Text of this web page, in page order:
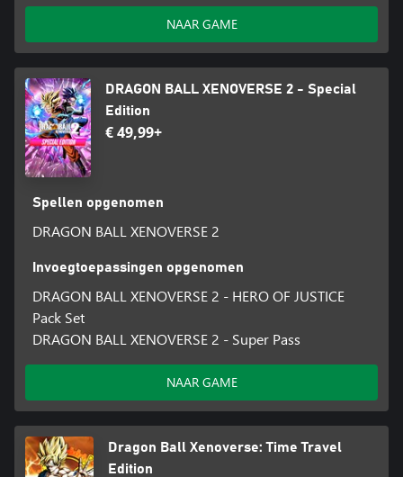
NAAR GAME
DRAGON BALL XENOVERSE 2 - Special
Edition
€ 49,99+
Spellen opgenomen
DRAGON BALL XENOVERSE 2
Invoegtoepassingen opgenomen
DRAGON BALL XENOVERSE 2 - HERO OF JUSTICE
Pack Set
DRAGON BALL XENOVERSE 2 - Super Pass
NAAR GAME
Dragon Ball Xenoverse: Time Travel
Edition